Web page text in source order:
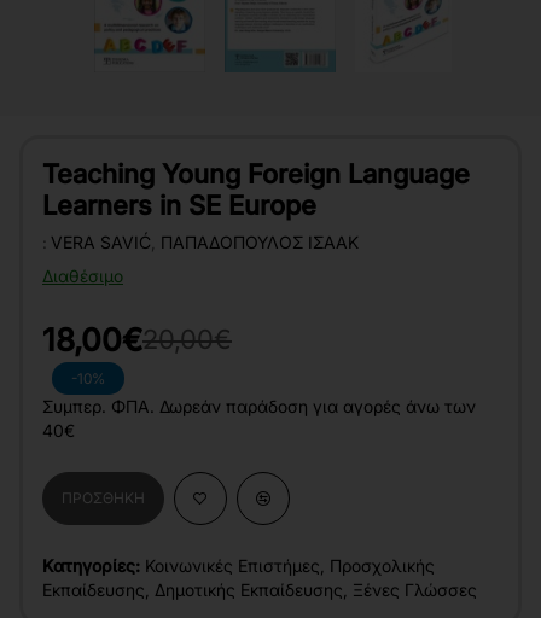
Teaching Young Foreign Language
Learners in SE Europe
Διαθέσιμο
: VERA SAVIĆ ΠΑΠΑΔΌΠΟΥΛΟΣ ΙΣΑΆΚ
-10%
18,00€20,00€
Συμπερ. ΦΠΑ. Δωρεάν παράδοση για αγορές άνω των
40€
ΠΡΟΣΘΉΚΗ
Κατηγορίες: Κοινωνικές Επιστήμες Προσχολικής
Εκπαίδευσης Δημοτικής Εκπαίδευσης Ξένες Γλώσσες